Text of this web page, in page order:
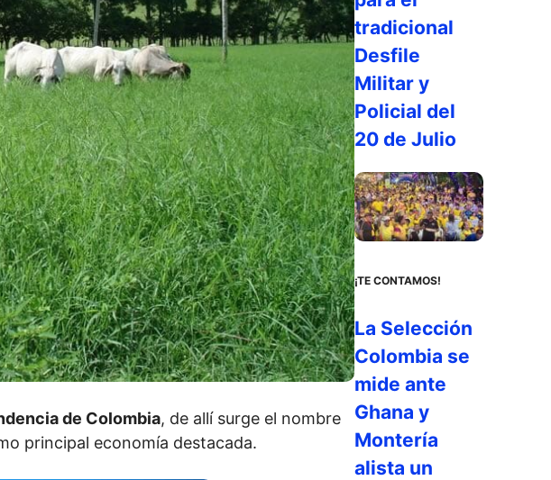
de Colombia, de allí surge el nombre
principal economía destacada.
tradicional
Desfile
Militar y
Policial del
20 de Julio
¡TE CONTAMOS!
La Selección
Colombia se
mide ante
Ghana y
Montería
alista un